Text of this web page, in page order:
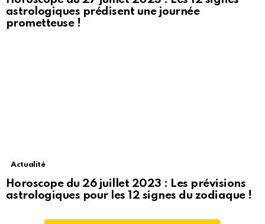
astrologiques prédisent une journée
prometteuse !
Actualité
Horoscope du 26 juillet 2023 : Les prévisions
astrologiques pour les 12 signes du zodiaque !